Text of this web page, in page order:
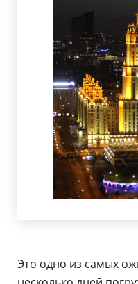
Это одно из самых